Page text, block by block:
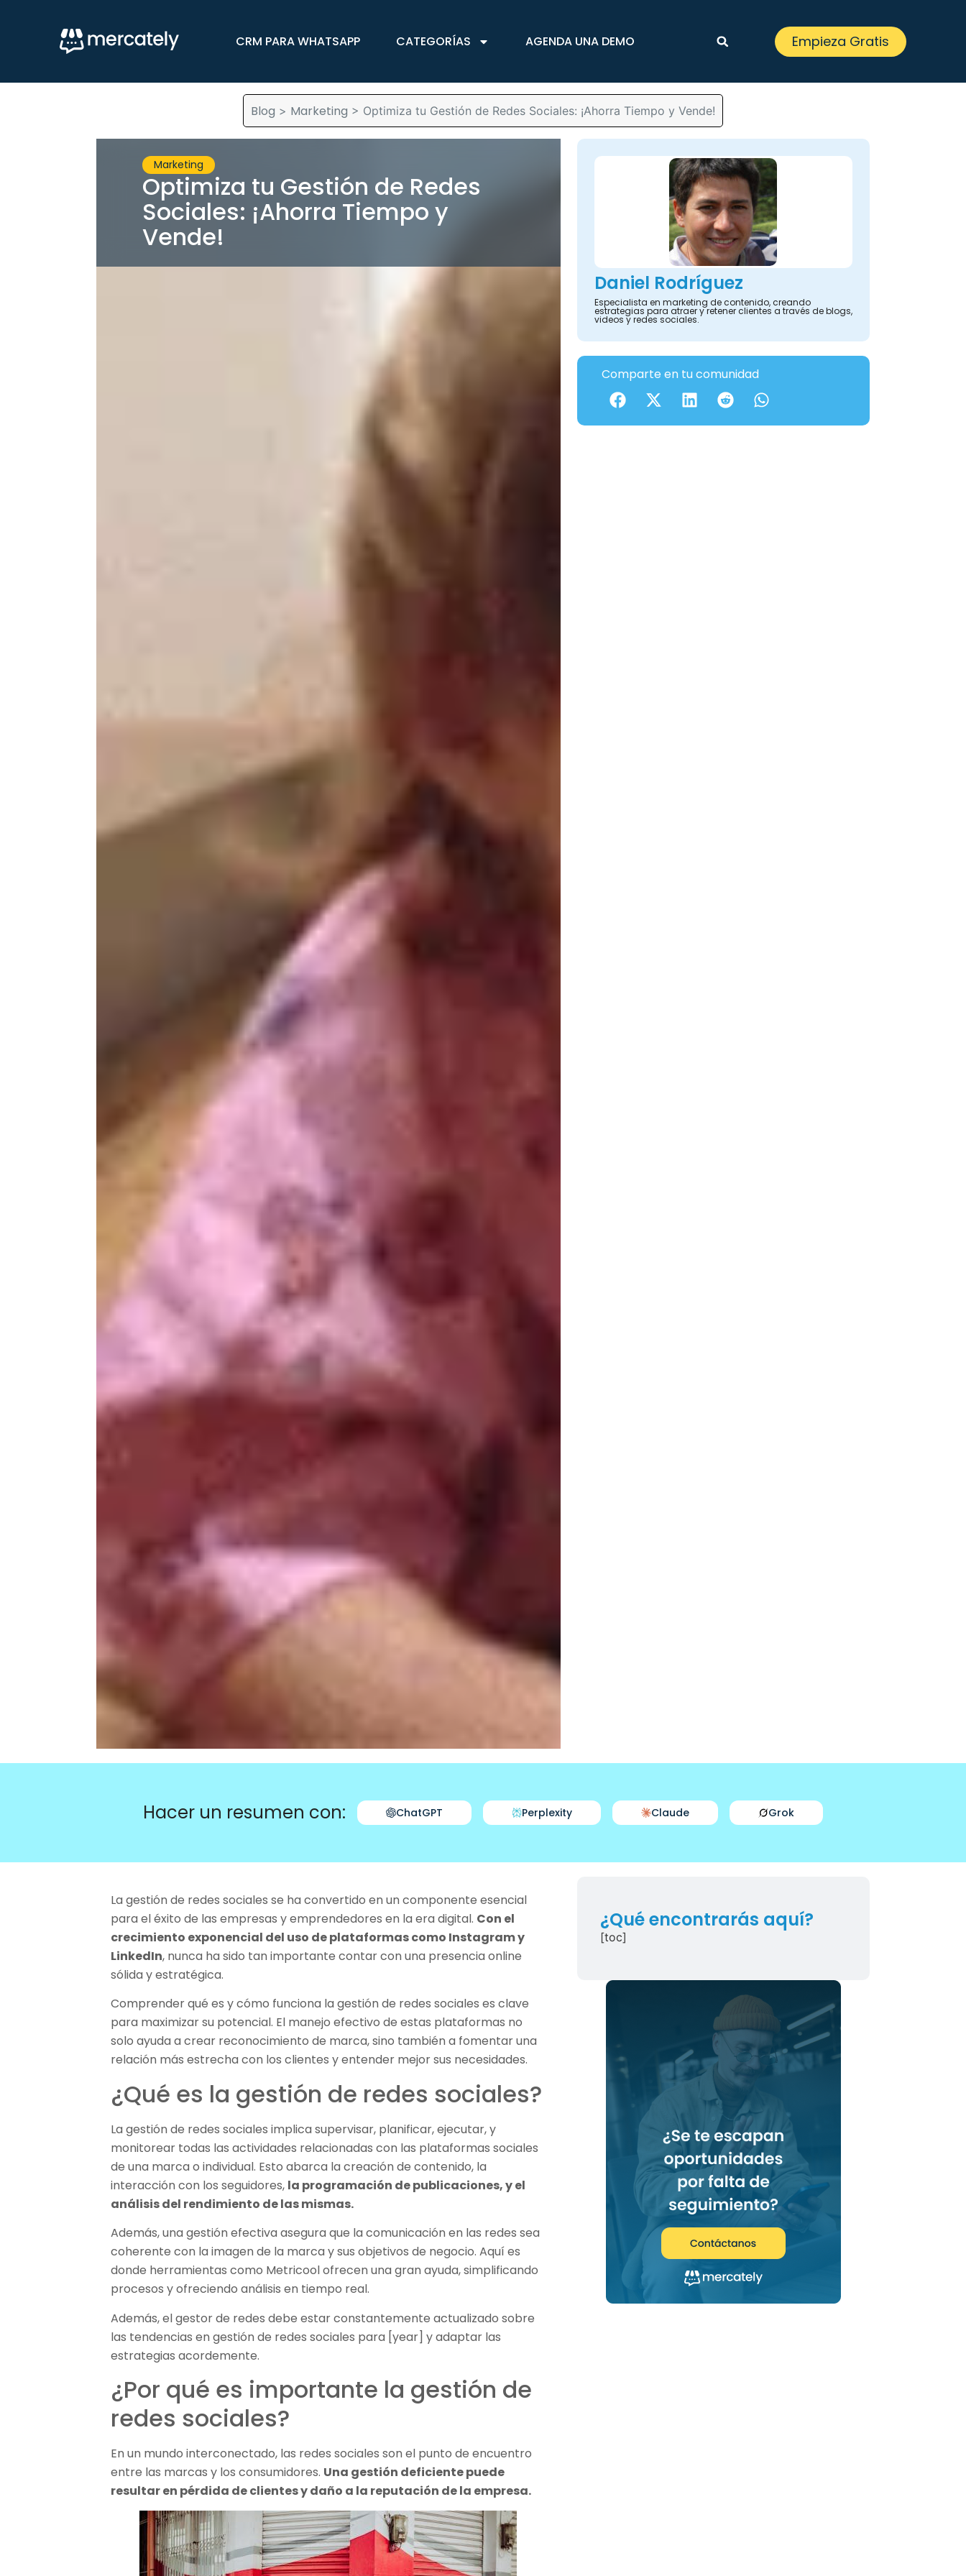
CRM PARA WHATSAPP CATEGORÍAS AGENDA UNA DEMO Empieza Gratis
Blog > Marketing > Optimiza tu Gestión de Redes Sociales: ¡Ahorra Tiempo y Vende!
Marketing
Optimiza tu Gestión de Redes
Sociales: ¡Ahorra Tiempo y
Vende!
Daniel Rodríguez
Especialista en marketing de contenido, creando
estrategias para atraer y retener clientes a través de blogs,
videos y redes sociales.
Comparte en tu comunidad
Hacer un resumen con: ChatGPT Perplexity Claude Grok
La gestión de redes sociales se ha convertido en un componente esencial
para el éxito de las empresas y emprendedores en la era digital. Con el
crecimiento exponencial del uso de plataformas como Instagram y
LinkedIn, nunca ha sido tan importante contar con una presencia online
sólida y estratégica.
Comprender qué es y cómo funciona la gestión de redes sociales es clave
para maximizar su potencial. El manejo efectivo de estas plataformas no
solo ayuda a crear reconocimiento de marca, sino también a fomentar una
relación más estrecha con los clientes y entender mejor sus necesidades.
¿Qué es la gestión de redes sociales?
La gestión de redes sociales implica supervisar, planificar, ejecutar, y
monitorear todas las actividades relacionadas con las plataformas sociales
de una marca o individual. Esto abarca la creación de contenido, la
interacción con los seguidores, la programación de publicaciones, y el
análisis del rendimiento de las mismas.
Además, una gestión efectiva asegura que la comunicación en las redes sea
coherente con la imagen de la marca y sus objetivos de negocio. Aquí es
donde herramientas como Metricool ofrecen una gran ayuda, simplificando
procesos y ofreciendo análisis en tiempo real.
Además, el gestor de redes debe estar constantemente actualizado sobre
las tendencias en gestión de redes sociales para [year] y adaptar las
estrategias acordemente.
¿Por qué es importante la gestión de
redes sociales?
En un mundo interconectado, las redes sociales son el punto de encuentro
entre las marcas y los consumidores. Una gestión deficiente puede
resultar en pérdida de clientes y daño a la reputación de la empresa.
¿Qué encontrarás aquí?
[toc]